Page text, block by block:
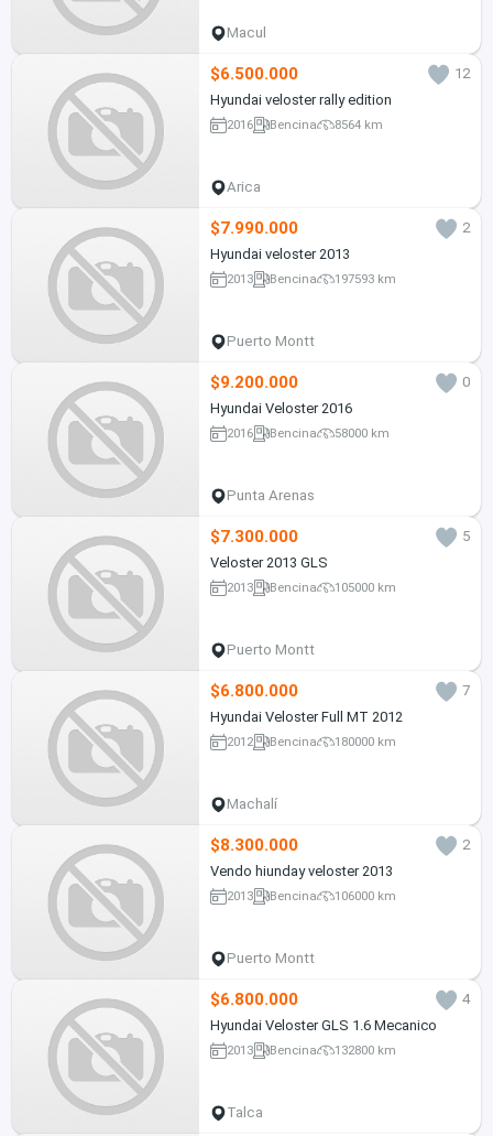
Macul
$6.500.000
12
Hyundai veloster rally edition
2016 Bencina 8564 km
Arica
$7.990.000
2
Hyundai veloster 2013
2013 Bencina 197593 km
Puerto Montt
$9.200.000
0
Hyundai Veloster 2016
2016 Bencina 58000 km
Punta Arenas
$7.300.000
5
Veloster 2013 GLS
2013 Bencina 105000 km
Puerto Montt
$6.800.000
7
Hyundai Veloster Full MT 2012
2012 Bencina 180000 km
Machalí
$8.300.000
2
Vendo hiunday veloster 2013
2013 Bencina 106000 km
Puerto Montt
$6.800.000
4
Hyundai Veloster GLS 1.6 Mecanico
2013 Bencina 132800 km
Talca